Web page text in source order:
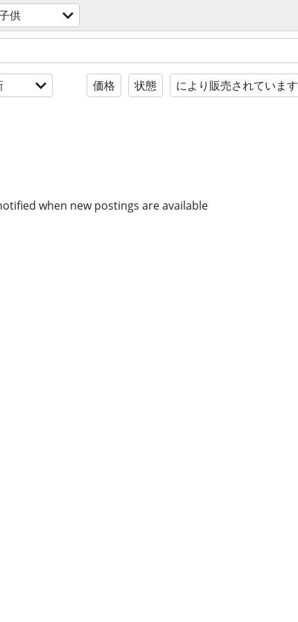
供
価格 状態 により販売されています
when new postings are available